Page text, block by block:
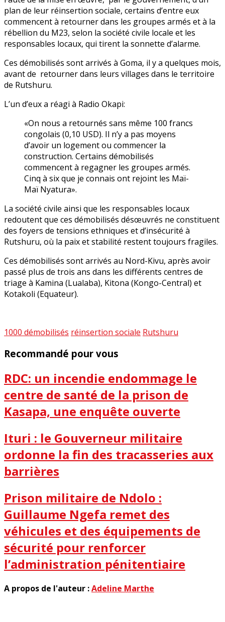
plan de leur réinsertion sociale, certains d’entre eux
commencent à retourner dans les groupes armés et à la
rébellion du M23, selon la société civile locale et les
responsables locaux, qui tirent la sonnette d’alarme.
Ces démobilisés sont arrivés à Goma, il y a quelques mois,
avant de retourner dans leurs villages dans le territoire
de Rutshuru.
L’un d’eux a réagi à Radio Okapi:
«On nous a retournés sans même 100 francs
congolais (0,10 USD). Il n’y a pas moyens
d’avoir un logement ou commencer la
construction. Certains démobilisés
commencent à regagner les groupes armés.
Cinq à six que je connais ont rejoint les Maï-
Maï Nyatura».
La société civile ainsi que les responsables locaux
redoutent que ces démobilisés désœuvrés ne constituent
des foyers de tensions ethniques et d’insécurité à
Rutshuru, où la paix et stabilité restent toujours fragiles.
Ces démobilisés sont arrivés au Nord-Kivu, après avoir
passé plus de trois ans dans les différents centres de
triage à Kamina (Lualaba), Kitona (Kongo-Central) et
Kotakoli (Equateur).
1000 démobilisés réinsertion sociale Rutshuru
Recommandé pour vous
RDC: un incendie endommage le
centre de santé de la prison de
Kasapa, une enquête ouverte
Ituri : le Gouverneur militaire
ordonne la fin des tracasseries aux
barrières
Prison militaire de Ndolo :
Guillaume Ngefa remet des
véhicules et des équipements de
sécurité pour renforcer
l’administration pénitentiaire
A propos de l'auteur :Adeline Marthe